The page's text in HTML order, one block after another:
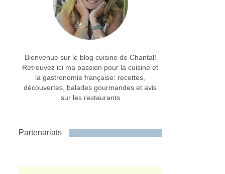
Bienvenue sur le blog cuisine de Chantal!
Retrouvez ici ma passion pour la cuisine et
la gastronomie française: recettes,
découvertes, balades gourmandes et avis
sur les restaurants
Partenariats